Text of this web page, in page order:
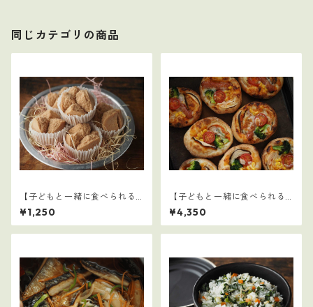
同じカテゴリの商品
【子どもと一緒に食べられる
ごはん】28
¥1,250
【子どもと一緒に食べられる
ごはん】クリスマスセット
¥4,350